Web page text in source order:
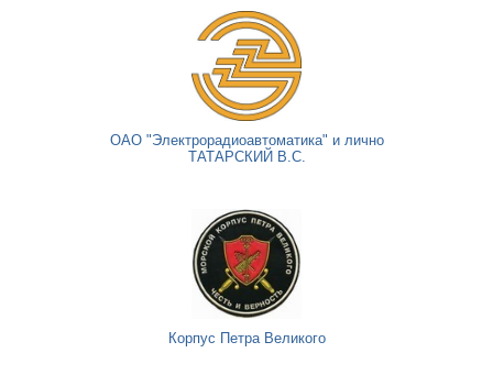
ОАО "Электрорадиоавтоматика" и лично
ТАТАРСКИЙ В.С.
Корпус Петра Великого